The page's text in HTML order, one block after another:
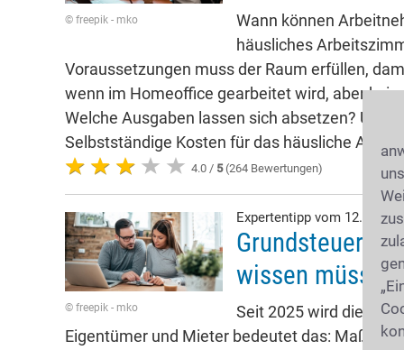
© freepik - mko
Wann können
häusliches
Voraussetzungen muss der Raum erfüllen,
wenn im Homeoffice gearbeitet wird, aber
Welche Ausgaben lassen sich absetzen? Und
Selbstständige Kosten für das häusliche
4.0 / 5(264 Bewertungen)
© freepik - mko
Expertentipp vom
Grundsteuer:
wissen müssen!
Seit 2025 wird die
Eigentümer und Mieter bedeutet das: